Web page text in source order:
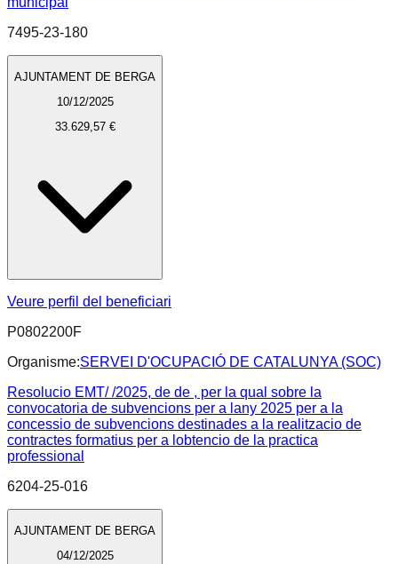
7495-23-180
AJUNTAMENT DE BERGA
10/12/2025
33.629,57 €
Veure perfil del beneficiari
P0802200F
Organisme:SERVEI D'OCUPACIÓ DE CATALUNYA (SOC)
Resolucio EMT/ /2025, de de , per la qual sobre la
convocatoria de subvencions per a lany 2025 per a la
concessio de subvencions destinades a la realitzacio de
contractes formatius per a lobtencio de la practica
professional
6204-25-016
AJUNTAMENT DE BERGA
04/12/2025